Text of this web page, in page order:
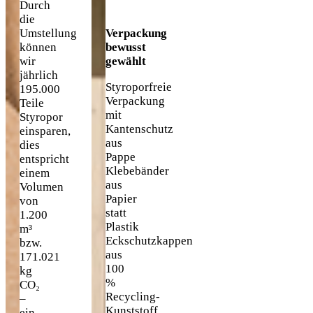
die
Umstellung
können
wir
jährlich
195.000
Teile
Styropor
einsparen,
dies
entspricht
einem
Volumen
von
1.200
m³
bzw.
171.021
kg
CO₂
–
ein
bewusst
gewählt
Verpackung
mit
Kantenschutz
aus
Pappe
Klebebänder
aus
Papier
statt
Plastik
Eckschutzkappen
aus
100
%
Recycling-
Kunststoff